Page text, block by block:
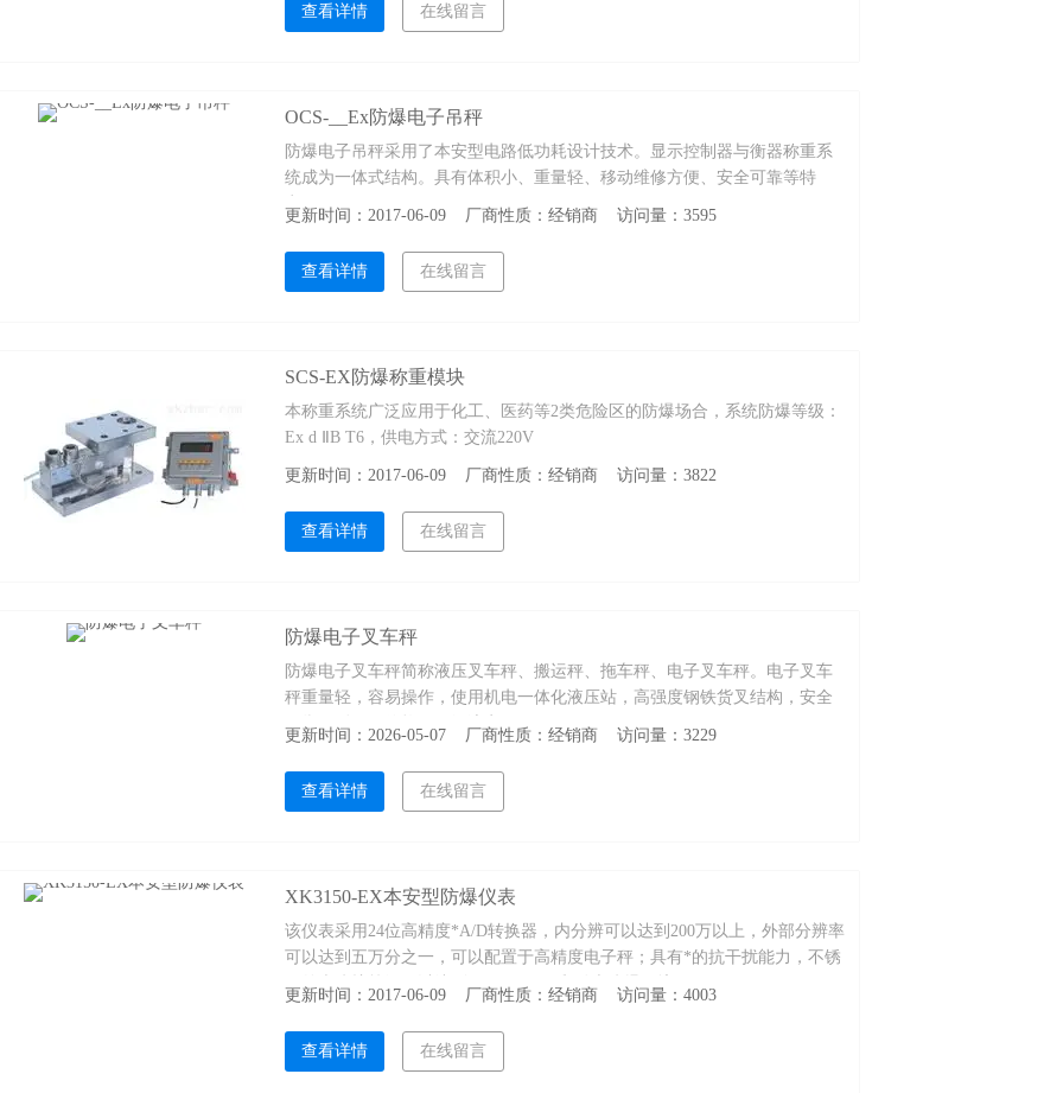
查看详情 在线留言
OCS-__Ex防爆电子吊秤
防爆电子吊秤采用了本安型电路低功耗设计技术。显示控制器与衡器称重系
统成为一体式结构。具有体积小、重量轻、移动维修方便、安全可靠等特
点。
更新时间：2017-06-09 厂商性质：经销商 访问量：3595
查看详情 在线留言
SCS-EX防爆称重模块
本称重系统广泛应用于化工、医药等2类危险区的防爆场合，系统防爆等级：
Ex d ⅡB T6，供电方式：交流220V
更新时间：2017-06-09 厂商性质：经销商 访问量：3822
查看详情 在线留言
防爆电子叉车秤
防爆电子叉车秤简称液压叉车秤、搬运秤、拖车秤、电子叉车秤。电子叉车
秤重量轻，容易操作，使用机电一体化液压站，高强度钢铁货叉结构，安全
可靠，耐用，价格低，经济实用。
更新时间：2026-05-07 厂商性质：经销商 访问量：3229
查看详情 在线留言
XK3150-EX本安型防爆仪表
该仪表采用24位高精度*A/D转换器，内分辨可以达到200万以上，外部分辨率
可以达到五万分之一，可以配置于高精度电子秤；具有*的抗干扰能力，不锈
钢外壳防护等级可以达到IP67；于Ⅱ区和粉尘防爆环境。
更新时间：2017-06-09 厂商性质：经销商 访问量：4003
查看详情 在线留言